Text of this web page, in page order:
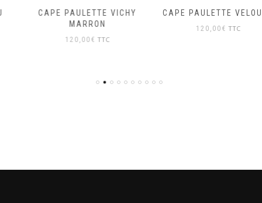
CAPE PAULETTE VICHY
MARRON
120,00 € TTC
CAPE PAULETTE VELOURS
120,00 € TTC